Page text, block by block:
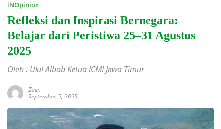
iNOpinion
Refleksi dan Inspirasi Bernegara:
Belajar dari Peristiwa 25–31 Agustus
2025
Oleh : Ulul Albab Ketua ICMI Jawa Timur
Zaen
September 5, 2025